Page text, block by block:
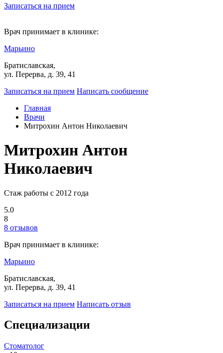
Записаться на прием
Врач принимает в клинике:
Марьино
Братиславская,
ул. Перерва, д. 39, 41
Записаться на прием Написать сообщение
Главная
Врачи
Митрохин Антон Николаевич
Митрохин Антон
Николаевич
Стаж работы с 2012 года
5.0
8
8 отзывов
Врач принимает в клинике:
Марьино
Братиславская,
ул. Перерва, д. 39, 41
Записаться на прием Написать отзыв
Специализации
Стоматолог